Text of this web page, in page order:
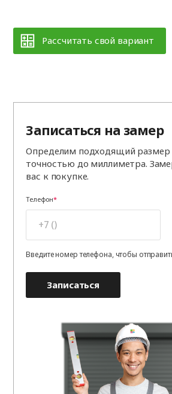
Рассчитать свой вариант
Записаться на замер
Определим подходящий размер
точностью до миллиметра.
вас к покупке.
Телефон
Введите номер телефона, чтобы
Записаться